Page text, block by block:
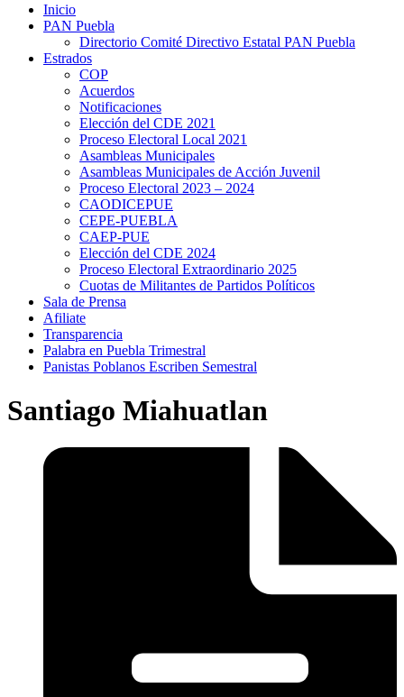
Inicio
PAN Puebla
Directorio Comité Directivo Estatal PAN Puebla
Estrados
COP
Acuerdos
Notificaciones
Elección del CDE 2021
Proceso Electoral Local 2021
Asambleas Municipales
Asambleas Municipales de Acción Juvenil
Proceso Electoral 2023 – 2024
CAODICEPUE
CEPE-PUEBLA
CAEP-PUE
Elección del CDE 2024
Proceso Electoral Extraordinario 2025
Cuotas de Militantes de Partidos Políticos
Sala de Prensa
Afiliate
Transparencia
Palabra en Puebla Trimestral
Panistas Poblanos Escriben Semestral
Santiago Miahuatlan